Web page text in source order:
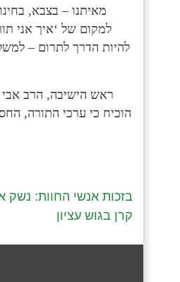
מאיתנו – בצבא,
למקום של ‘איך אני
להיות הדרך לתרום –
ראש הישיבה, הרב אבי
הוכיח כי ערכי התורה,
בזכות אנשי החוות: נשק
קרן בגוש עציון